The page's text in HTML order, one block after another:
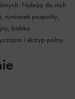
Należą do nich
rumianek pospolity,
babka
i skrzyp polny.